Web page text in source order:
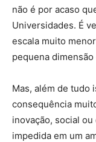
não é por acaso
Universidades. É
escala muito
pequena
Mas, além de tudo
consequência
inovação, social
impedida em um